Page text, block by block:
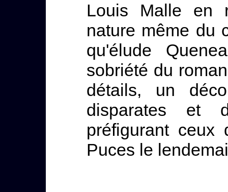
Louis Malle en
nature même du
qu'élude
sobriété du
détails, un
disparates et
préfigurant ceux
Puces le